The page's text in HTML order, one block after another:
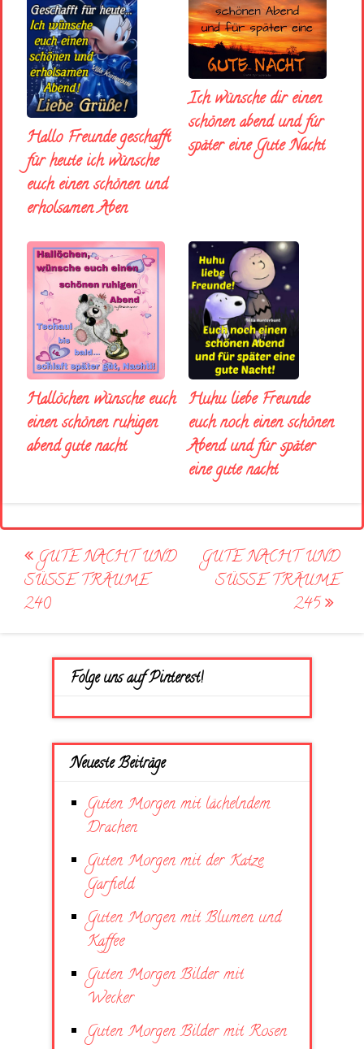
Hallo Freunde geschafft
für heute ich wünsche
euch einen schönen und
erholsamen Aben
Ich wünsche dir einen
schönen abend und fúr
später eine Gute Nacht
Hallöchen wünsche euch
einen schönen ruhigen
abend gute nacht
Huhu liebe Freunde
euch noch einen schönen
Abend und für später
eine gute nacht
Post
navigation
GUTE NACHT UND
SÜSSE TRÄUME 2
40
GUTE NACHT UND
SÜSSE TRÄUME 2
45
Folge uns auf Pinterest!
Neueste Beiträge
Guten Morgen mit lächelndem
Drachen
Guten Morgen mit der Katze
Garfield
Guten Morgen mit Blumen und
Kaffee
Guten Morgen Bilder mit
Wecker
Guten Morgen Bilder mit Rosen